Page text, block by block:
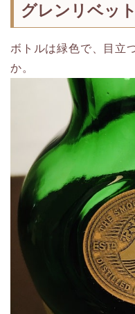
グレンリベッ
ボトルは緑色で、目立
か。